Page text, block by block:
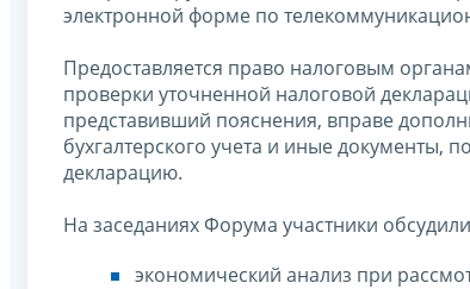
электронной форме по
Предоставляется право налоговым
проверки уточненной налоговой
представивший пояснения, вправе
бухгалтерского учета и иные документы,
декларацию.
На заседаниях Форума участники
экономический анализ при